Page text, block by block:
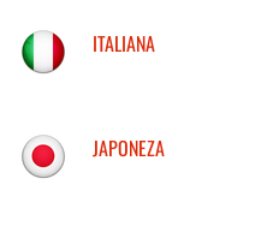
ITALIANA
JAPONEZA